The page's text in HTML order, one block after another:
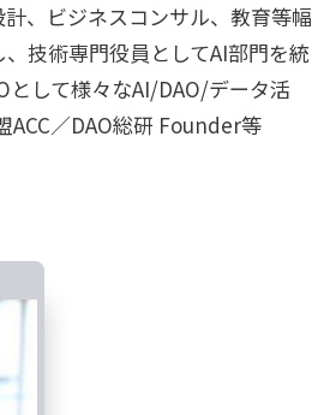
、ビジネスコンサル、教育等幅
技術専門役員としてAI部門を統
して様々なAI/DAO/データ活
ACC／DAO総研 Founder等